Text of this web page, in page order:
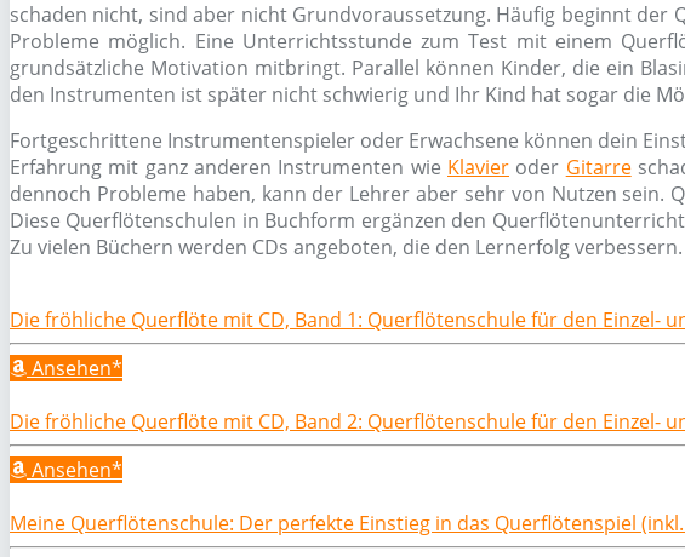
schaden nicht, sind aber nicht Grundvoraussetzung. Häufig beginnt
Probleme möglich. Eine Unterrichtsstunde zum Test mit einem
grundsätzliche Motivation mitbringt. Parallel können Kinder, die ein
den Instrumenten ist später nicht schwierig und Ihr Kind hat sogar die
Fortgeschrittene Instrumentenspieler oder Erwachsene können dein
Erfahrung mit ganz anderen Instrumenten wie Klavier oder Gitarre
dennoch Probleme haben, kann der Lehrer aber sehr von Nutzen
Diese Querflötenschulen in Buchform ergänzen den
Zu vielen Büchern werden CDs angeboten, die den Lernerfolg
Die fröhliche Querflöte mit CD, Band 1: Querflötenschule für den Einzel-
Ansehen*
Die fröhliche Querflöte mit CD, Band 2: Querflötenschule für den Einzel-
Ansehen*
Meine Querflötenschule: Der perfekte Einstieg in das Querflötenspiel